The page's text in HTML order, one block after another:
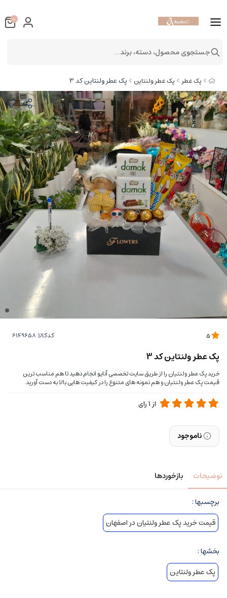
پک عطر پک عطر ولنتاین پک عطر ولنتاین کد 3
کدکالا:
پک عطر ولنتاین کد 3
خرید پک عطر ولنتیان را از طریق سایت تخصصی آنایو انجام دهید تا هم مناسب ترین
قیمت پک عطر ولنتیان و هم نمونه های متنوع را در کیفیت هایی بالا به دست آورید.
از 1رای
ناموجود
توضیحات بازخوردها
برچسبها :
قیمت خرید پک عطر ولنتیان در اصفهان
بخشها :
پک عطر ولنتاین
0
جستجوی محصول، دسته، برند...